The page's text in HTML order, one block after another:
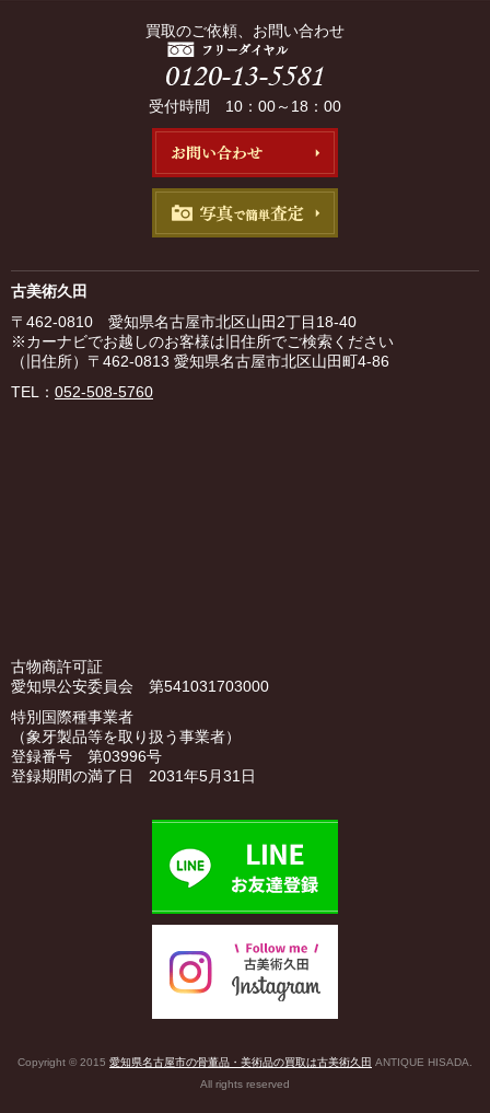
買取のご依頼、お問い合わせ
受付時間 10：00～18：00
古美術久田
〒462-0810 愛知県名古屋市北区山田2丁目18-40
※カーナビでお越しのお客様は旧住所でご検索ください
（旧住所）〒462-0813 愛知県名古屋市北区山田町4-86
TEL： 052-508-5760
古物商許可証
愛知県公安委員会 第541031703000
特別国際種事業者
（象牙製品等を取り扱う事業者）
登録番号 第03996号
登録期間の満了日 2031年5月31日
Copyright © 2015 愛知県名古屋市の骨董品・美術品の買取は古美術久田 ANTIQUE HISADA.
All rights reserved